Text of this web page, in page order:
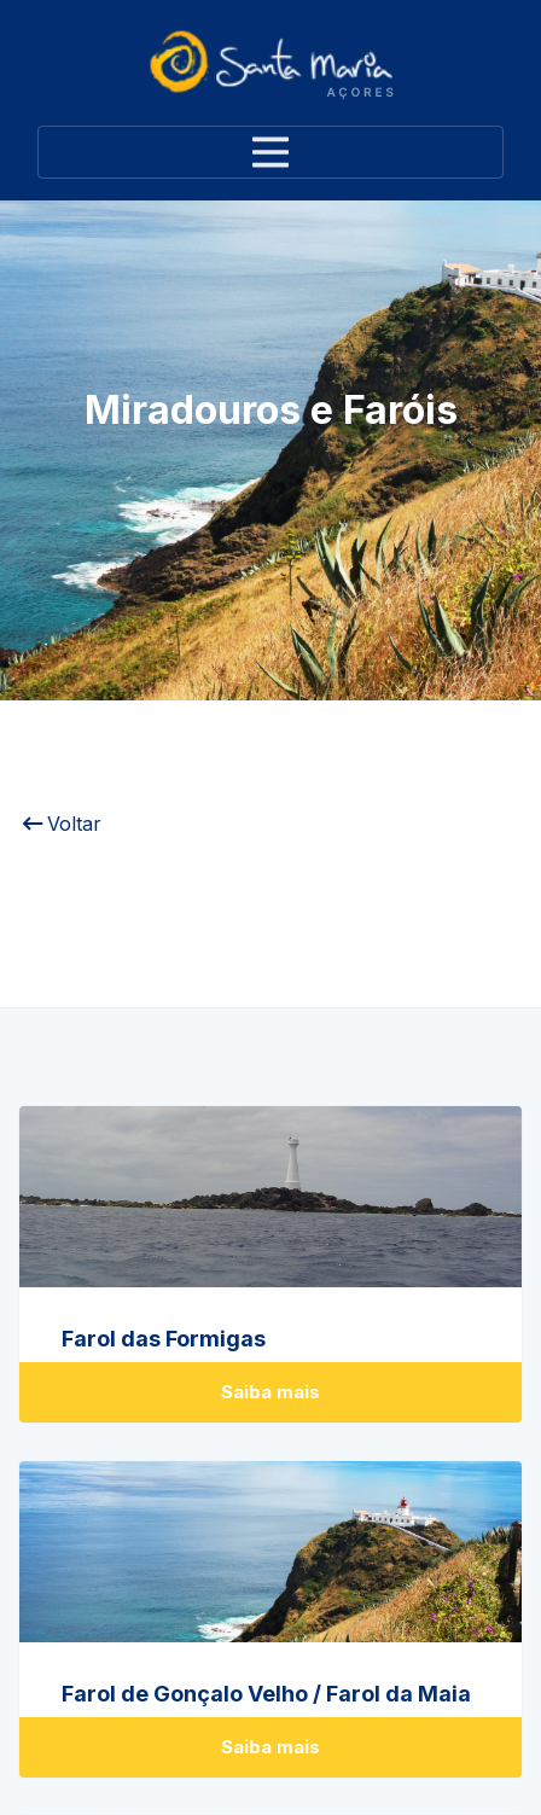
Miradouros e Faróis
Voltar
Farol das Formigas
Saiba mais
Farol de Gonçalo Velho / Farol da Maia
Saiba mais